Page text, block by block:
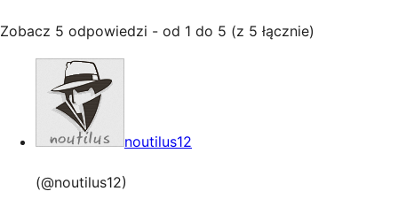
Zobacz 5 odpowiedzi - od 1 do 5 (z 5 łącznie)
noutilus12
(@noutilus12)